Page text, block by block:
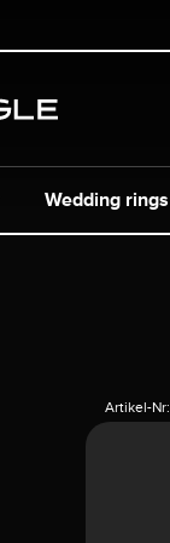
Wedding rings
Artikel-Nr: